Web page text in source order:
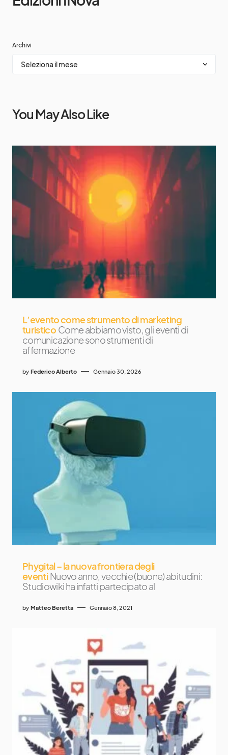
Archivi
You May Also Like
L’evento come strumento di marketing
turistico Come abbiamo visto, gli eventi di
comunicazione sono strumenti di
affermazione
by Federico Alberto Gennaio 30, 2026
Phygital – la nuova frontiera degli
eventi Nuovo anno, vecchie (buone) abitudini:
Studiowiki ha infatti partecipato al
by Matteo Beretta Gennaio 8, 2021